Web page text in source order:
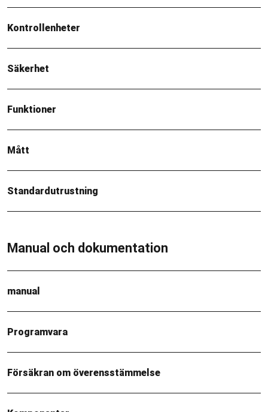
Kontrollenheter
Säkerhet
Funktioner
Mått
Standardutrustning
Manual och dokumentation
manual
Programvara
Försäkran om överensstämmelse